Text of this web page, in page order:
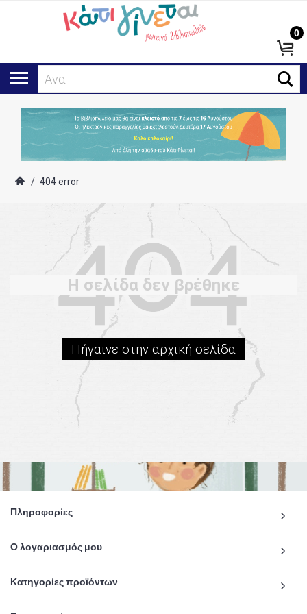
Αναζ
0
/ 404 error
Η σελίδα δεν βρέθηκε
Πήγαινε στην αρχική σελίδα
Πληροφορίες
Ο λογαριασμός μου
Κατηγορίες προϊόντων